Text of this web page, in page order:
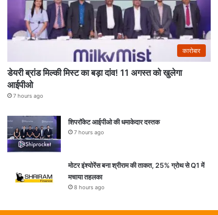
कारोबार
डेयरी ब्रांड मिल्की मिस्ट का बड़ा दांव! 11 अगस्त को खुलेगा
आईपीओ
7 hours ago
शिपरॉकेट आईपीओ की धमाकेदार दस्तक
7 hours ago
मोटर इंश्योरेंस बना श्रीराम की ताकत, 25% ग्रोथ से Q1 में
मचाया तहलका
8 hours ago